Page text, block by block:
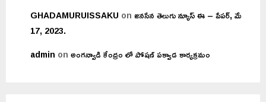
GHADAMURUISSAKU onజనసేన తెలుగు న్యూస్ ఈ – పేపర్, మే
17, 2023.
admin onఅంగన్వాడి కేంద్రం లో పోషణ్ పక్వాడ కార్యక్రమం